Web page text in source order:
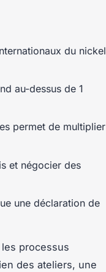
du nickel
au-dessus de 1
permet de multiplier
et négocier des
une déclaration de
processus
des ateliers, une